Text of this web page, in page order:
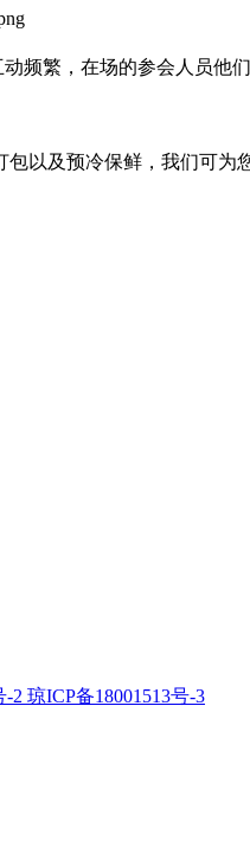
频繁，在场的参会人员他
以及预冷保鲜，我们可为
2 琼ICP备18001513号-3